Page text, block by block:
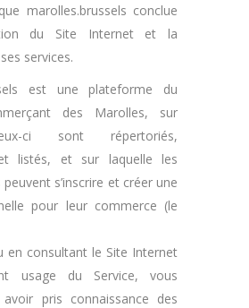
marolles.brussels conclue
du Site Internet et la
services.
est une plateforme du
des Marolles, sur
ci sont répertoriés,
listés, et sur laquelle les
s’inscrire et créer une
pour leur commerce (le
en consultant le Site Internet
usage du Service, vous
avoir pris connaissance des